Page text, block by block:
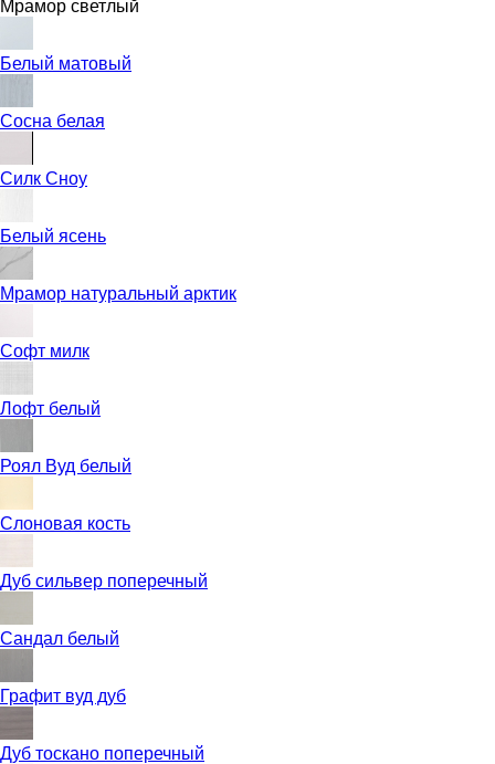
Мрамор светлый
Белый матовый
Сосна белая
Силк Сноу
Белый ясень
Мрамор натуральный арктик
Софт милк
Лофт белый
Роял Вуд белый
Слоновая кость
Дуб сильвер поперечный
Сандал белый
Графит вуд дуб
Дуб тоскано поперечный